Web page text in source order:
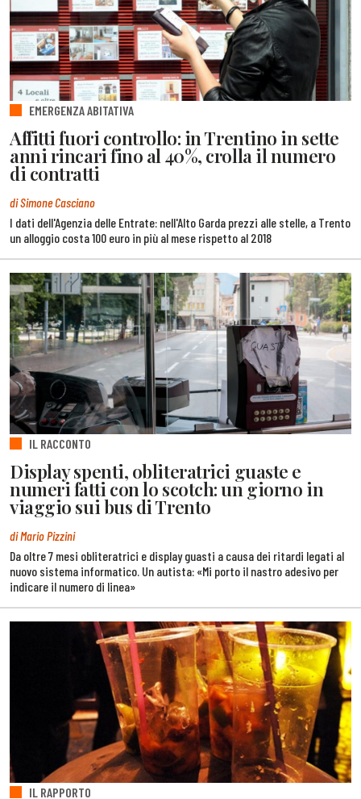
EMERGENZA ABITATIVA
Affitti fuori controllo: in Trentino in sette
anni rincari fino al 40%, crolla il numero
di contratti
di Simone Casciano
I dati dell'Agenzia delle Entrate: nell'Alto Garda prezzi alle stelle, a Trento
un alloggio costa 100 euro in più al mese rispetto al 2018
IL RACCONTO
Display spenti, obliteratrici guaste e
numeri fatti con lo scotch: un giorno in
viaggio sui bus di Trento
di Mario Pizzini
Da oltre 7 mesi obliteratrici e display guasti a causa dei ritardi legati al
nuovo sistema informatico. Un autista: «Mi porto il nastro adesivo per
indicare il numero di linea»
IL RAPPORTO